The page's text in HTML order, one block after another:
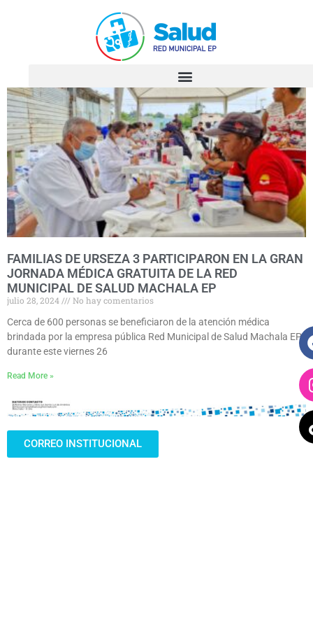
FAMILIAS DE URSEZA 3 PARTICIPARON EN LA GRAN
JORNADA MÉDICA GRATUITA DE LA RED
MUNICIPAL DE SALUD MACHALA EP
julio 28, 2024
No hay comentarios
Cerca de 600 personas se beneficiaron de la atención médica
brindada por la empresa pública Red Municipal de Salud Machala EP,
durante este viernes 26
Read More »
CORREO INSTITUCIONAL